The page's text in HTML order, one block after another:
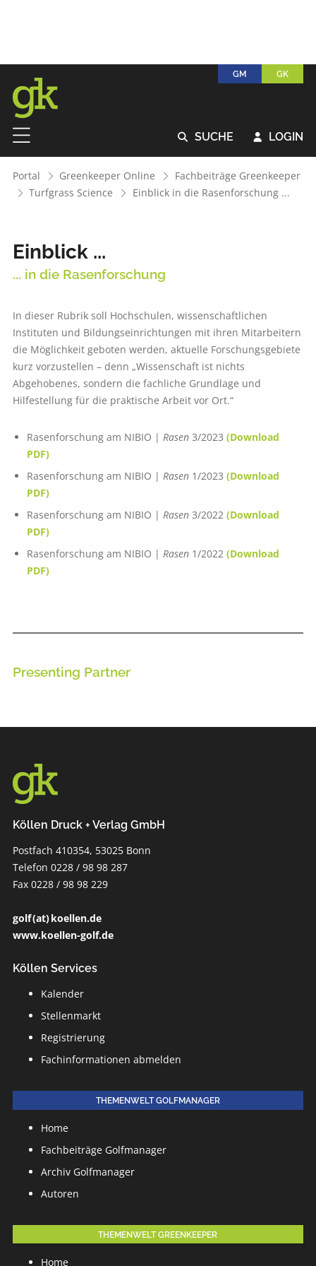
GM GK
 SUCHE  LOGIN
Portal Greenkeeper Online
Fachbeiträge Greenkeeper
Turfgrass Science
Einblick in die Rasenforschung ...
Einblick ...
... in die Rasenforschung
In dieser Rubrik soll Hochschulen, wissenschaftlichen
Instituten und Bildungseinrichtungen mit ihren Mitarbeitern
die Möglichkeit geboten werden, aktuelle Forschungsgebiete
kurz vorzustellen – denn „Wissenschaft ist nichts
Abgehobenes, sondern die fachliche Grundlage und
Hilfestellung für die praktische Arbeit vor Ort.“
Rasenforschung am NIBIO | Rasen3/2023 (Download
PDF)
Rasenforschung am NIBIO | Rasen1/2023 (Download
PDF)
Rasenforschung am NIBIO | Rasen3/2022 (Download
PDF)
Rasenforschung am NIBIO | Rasen1/2022 (Download
PDF)
Presenting Partner
Köllen Druck + Verlag GmbH
Postfach 410354, 53025 Bonn
Telefon 0228 / 98 98 287
Fax 0228 / 98 98 229
golf (at) koellen.de
www.koellen-golf.de
Köllen Services
Kalender
Stellenmarkt
Registrierung
Fachinformationen abmelden
THEMENWELT GOLFMANAGER
Home
Fachbeiträge Golfmanager
Archiv Golfmanager
Autoren
THEMENWELT GREENKEEPER
Home